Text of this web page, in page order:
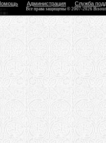
Администрация Служба
Все права защищены © 2007-2026